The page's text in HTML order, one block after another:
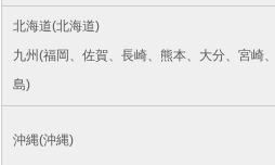
北海道(北海道)
九州(福岡、佐賀、長崎、熊本、大分、宮崎
島)
沖縄(沖縄)